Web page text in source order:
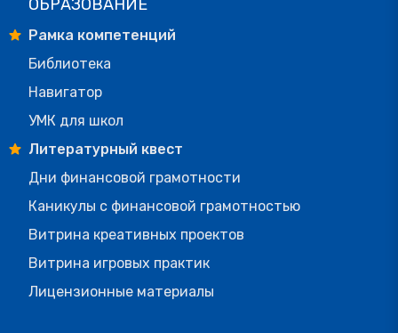
ОБРАЗОВАНИЕ
Рамка компетенций
Библиотека
Навигатор
УМК для школ
Литературный квест
Дни финансовой грамотности
Каникулы с финансовой грамотностью
Витрина креативных проектов
Витрина игровых практик
Лицензионные материалы